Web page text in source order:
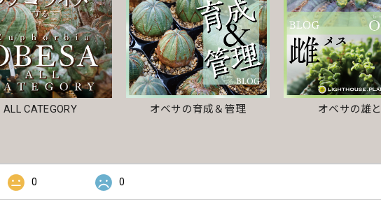
ALL CATEGORY オベサの育成＆管理 オベサの雄
0 0